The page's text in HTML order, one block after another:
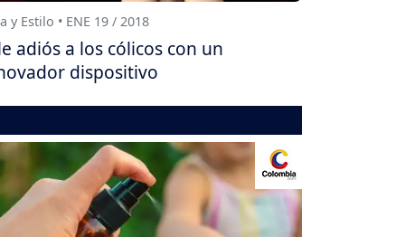
y Estilo • ENE 19 / 2018
adiós a los cólicos con un
dispositivo